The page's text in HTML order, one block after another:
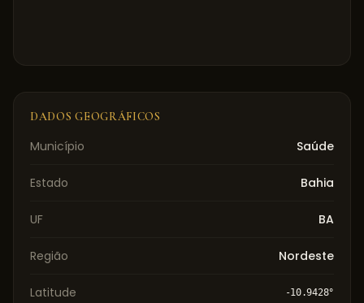
DADOS GEOGRÁFICOS
Município Saúde
Estado Bahia
UF BA
Região Nordeste
Latitude -10.9428°